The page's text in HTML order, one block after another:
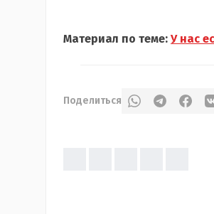
Материал по теме: У нас
Поделиться